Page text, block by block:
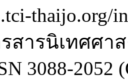
thaijo.org/
รสารนิเทศศา
3088-2052